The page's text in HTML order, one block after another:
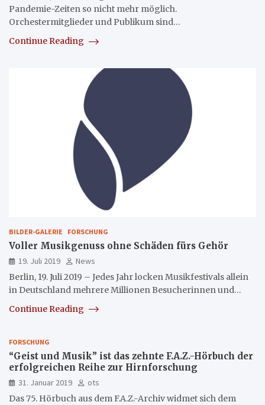
Pandemie-Zeiten so nicht mehr möglich.
Orchestermitglieder und Publikum sind…
Continue Reading
BILDER-GALERIE FORSCHUNG
Voller Musikgenuss ohne Schäden fürs Gehör
19. Juli 2019
News
Berlin, 19. Juli 2019 – Jedes Jahr locken Musikfestivals allein
in Deutschland mehrere Millionen Besucherinnen und…
Continue Reading
FORSCHUNG
“Geist und Musik” ist das zehnte F.A.Z.-Hörbuch der
erfolgreichen Reihe zur Hirnforschung
31. Januar 2019
ots
Das 75. Hörbuch aus dem F.A.Z.-Archiv widmet sich dem